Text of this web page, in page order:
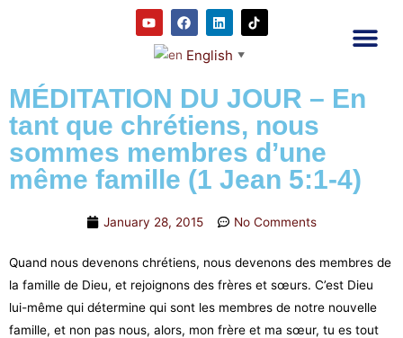
English ▼
MÉDITATION DU JOUR – En
tant que chrétiens, nous
sommes membres d’une
même famille (1 Jean 5:1-4)
January 28, 2015 No Comments
Quand nous devenons chrétiens, nous devenons des membres de
la famille de Dieu, et rejoignons des frères et sœurs. C’est Dieu
lui-même qui détermine qui sont les membres de notre nouvelle
famille, et non pas nous, alors, mon frère et ma sœur, tu es tout